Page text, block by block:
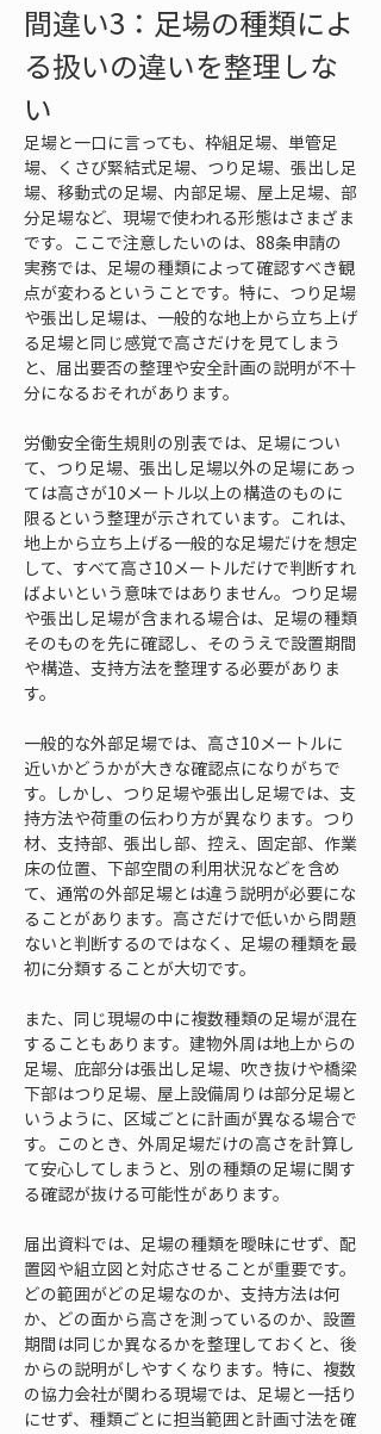
間違い3：足場の種類によ
る扱いの違いを整理しな
い
足場と一口に言っても、枠組足場、単管足
場、くさび緊結式足場、つり足場、張出し足
場、移動式の足場、内部足場、屋上足場、部
分足場など、現場で使われる形態はさまざま
です。ここで注意したいのは、88条申請の
実務では、足場の種類によって確認すべき観
点が変わるということです。特に、つり足場
や張出し足場は、一般的な地上から立ち上げ
る足場と同じ感覚で高さだけを見てしまう
と、届出要否の整理や安全計画の説明が不十
分になるおそれがあります。
労働安全衛生規則の別表では、足場につい
て、つり足場、張出し足場以外の足場にあっ
ては高さが10メートル以上の構造のものに
限るという整理が示されています。これは、
地上から立ち上げる一般的な足場だけを想定
して、すべて高さ10メートルだけで判断すれ
ばよいという意味ではありません。つり足場
や張出し足場が含まれる場合は、足場の種類
そのものを先に確認し、そのうえで設置期間
や構造、支持方法を整理する必要がありま
す。
一般的な外部足場では、高さ10メートルに
近いかどうかが大きな確認点になりがちで
す。しかし、つり足場や張出し足場では、支
持方法や荷重の伝わり方が異なります。つり
材、支持部、張出し部、控え、固定部、作業
床の位置、下部空間の利用状況などを含め
て、通常の外部足場とは違う説明が必要にな
ることがあります。高さだけで低いから問題
ないと判断するのではなく、足場の種類を最
初に分類することが大切です。
また、同じ現場の中に複数種類の足場が混在
することもあります。建物外周は地上からの
足場、庇部分は張出し足場、吹き抜けや橋梁
下部はつり足場、屋上設備周りは部分足場と
いうように、区域ごとに計画が異なる場合で
す。このとき、外周足場だけの高さを計算し
て安心してしまうと、別の種類の足場に関す
る確認が抜ける可能性があります。
届出資料では、足場の種類を曖昧にせず、配
置図や組立図と対応させることが重要です。
どの範囲がどの足場なのか、支持方法は何
か、どの面から高さを測っているのか、設置
期間は同じか異なるかを整理しておくと、後
からの説明がしやすくなります。特に、複数
の協力会社が関わる現場では、足場と一括り
にせず、種類ごとに担当範囲と計画寸法を確